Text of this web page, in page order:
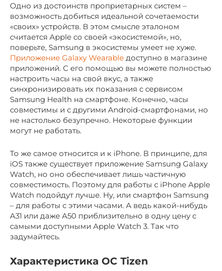
Одно из достоинств проприетарных систем –
возможность добиться идеальной сочетаемости
«своих» устройств. В этом смысле эталоном
считается Apple со своей «экосистемой», но,
поверьте, Samsung в экосистемы умеет не хуже.
Приложение Galaxy Wearable доступно в магазине
приложений. С его помощью вы можете полностью
настроить часы на свой вкус, а также
синхронизировать их показания с сервисом
Samsung Health на смартфоне. Конечно, часы
совместимы и с другими Android-смартфонами, но
не настолько безупречно. Некоторые функции
могут не работать.
То же самое относится и к iPhone. В принципе, для
iOS также существует приложение Samsung Galaxy
Watch, но оно обеспечивает лишь частичную
совместимость. Поэтому для работы с iPhone Apple
Watch подойдут лучше. Ну, или смартфон Samsung
– для работы с этими часами. А ведь какой-нибудь
A31 или даже A50 приблизительно в одну цену с
самыми доступными Apple Watch 3. Так что
задумайтесь.
Характеристика ОС Tizen